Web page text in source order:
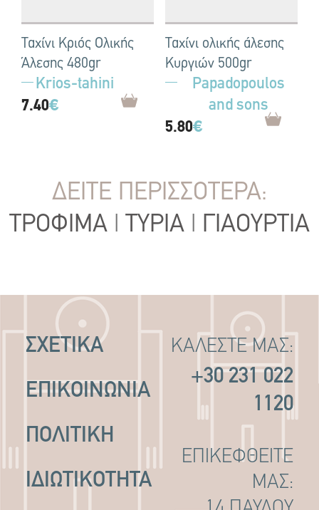
Ταχίνι Κριός Ολικής
Άλεσης 480gr
Krios-tahini
7.40€
Ταχίνι ολικής άλεσης
Κυργιών 500gr
Papadopoulos
and sons
5.80€
ΔΕΙΤΕ ΠΕΡΙΣΣΟΤΕΡΑ:
ΤΡΟΦΙΜΑ | ΤΥΡΙΑ | ΓΙΑΟΥΡΤΙΑ
ΣΧΕΤΙΚΑ
ΕΠΙΚΟΙΝΩΝΙΑ
ΠΟΛΙΤΙΚΉ
ΙΔΙΩΤΙΚΌΤΗΤΑ
ΚΑΛΕΣΤΕ ΜΑΣ:
+30 231 022
1120
ΕΠΙΚΕΦΘΕΙΤΕ
ΜΑΣ: